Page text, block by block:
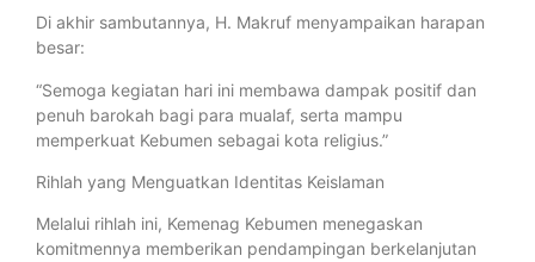
Di akhir sambutannya, H. Makruf menyampaikan harapan
besar:
“Semoga kegiatan hari ini membawa dampak positif dan
penuh barokah bagi para mualaf, serta mampu
memperkuat Kebumen sebagai kota religius.”
Rihlah yang Menguatkan Identitas Keislaman
Melalui rihlah ini, Kemenag Kebumen menegaskan
komitmennya memberikan pendampingan berkelanjutan